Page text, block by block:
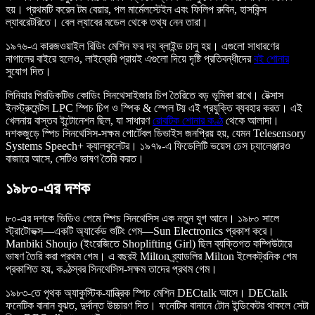
হয়। প্রথমটি করেন টম বেয়ার, পল মার্মেলস্টেইন এবং ফিলিপ রুবিন, হাসকিন্স
ল্যাবরেটরিতে। বেল ল্যাবের মডেল থেকে তথ্য নেন তারা।
১৯৭৬-এ কারজওয়াইল রিডিং মেশিন ফর দ্য ব্লাইন্ড চালু হয়। এগুলো সাধারণের
নাগালের বাইরে হলেও, লাইব্রেরি প্রায়ই এগুলো দিয়ে দৃষ্টি প্রতিবন্ধীদেরবই শোনার
সুযোগ দিত।
লিনিয়ার প্রিডিকটিভ কোডিং সিনথেসাইজার চিপ তৈরিতে বড় ভূমিকা রাখে। টেক্সাস
ইনস্ট্রুমেন্টস LPC স্পিচ চিপ ও স্পিক & স্পেল টয় এই প্রযুক্তি ব্যবহার করত। এই
খেলনায় বাস্তব ইন্টোনেশন ছিল, যা সাধারণরোবটিক শোনার কণ্ঠথেকে আলাদা।
দশকজুড়ে স্পিচ সিনথেসিস-সক্ষম পোর্টেবল ডিভাইস জনপ্রিয় হয়, যেমন Telesensory
Systems Speech+ ক্যালকুলেটর। ১৯৭৯-এ ফিডেলিটি ভয়েস চেস চ্যালেঞ্জারও
বাজারে আসে, সেটিও ভাষণ তৈরি করত।
১৯৮০-এর দশক
৮০-এর দশকে ভিডিও গেমে স্পিচ সিনথেসিস এক নতুন যুগ আনে। ১৯৮০ সালে
স্ট্রাটোভক্স—একটি অ্যার্কেড শুটিং গেম—Sun Electronics প্রকাশ করে।
Manbiki Shoujo (ইংরেজিতে Shoplifting Girl) ছিল ব্যক্তিগত কম্পিউটারে
ভাষণ তৈরি করা প্রথম গেম। এ বছরই Milton ব্র্যাডলির Milton ইলেকট্রনিক গেম
প্রকাশিত হয়, কণ্ঠস্বর সিনথেসিস-সক্ষম তাদের প্রথম গেম।
১৯৮৩-তে পৃথক অ্যাকুস্টিক-যান্ত্রিক স্পিচ মেশিন DECtalk আসে। DECtalk
ফনেটিক বানান বুঝত, দুর্দান্ত উচ্চারণ দিত। ফনেটিক বানানে টোন ইন্ডিকেটর থাকলে সেটা